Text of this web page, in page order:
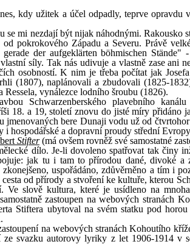
kdy užitek a účel odpadly, teprve opravdu
se mi nezdají být nijak náhodnými. Rakousko
pokrokového Západu a Severu. Právě
der aufgeklärten böhmischen
síly. Tak nás udivuje a vlastně zase ani
osobností. K nim je třeba počítat jak Josefa
(1807), naplánovali a zbudovali (1825-
vynálezce lodního šroubu (1826).
Schwarzenberského plavebního
18. a 19, století znovu do jisté míry přidáno
jmenovaných bere Dunaji vodu už od
hospodářské a dopravní proudy střední
Stifter(má ovšem rovněž své samostatné
dílo. Je-li dovoleno spatřovat tak činy
jak tu i tam to přírodou dané, divoké a
uspořádáno, zdůvěrněno a tím i
od přírody a stvoření ke kultuře, kterou
slově kultura, které je usídleno na
zastoupen na webových stranách
Stiftera ubytoval na svém statku pod
na webových stranách Kohoutího
svazku autorovy lyriky z let 1906-1914 v